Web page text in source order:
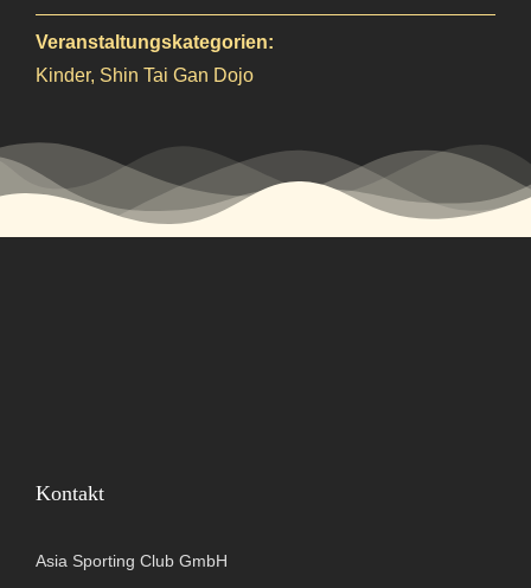
Veranstaltungskategorien:
Kinder, Shin Tai Gan Dojo
Kontakt
Asia Sporting Club GmbH